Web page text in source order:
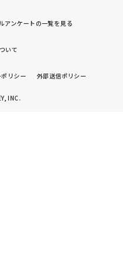
アンケートの一覧を見る
いて
リシー 外部送信ポリシー
INC.